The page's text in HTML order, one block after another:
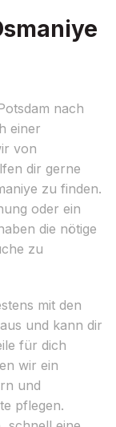
nach
einer
von
dir gerne
zu finden.
oder ein
die nötige
zu
mit den
und kann dir
für dich
wir ein
und
pflegen.